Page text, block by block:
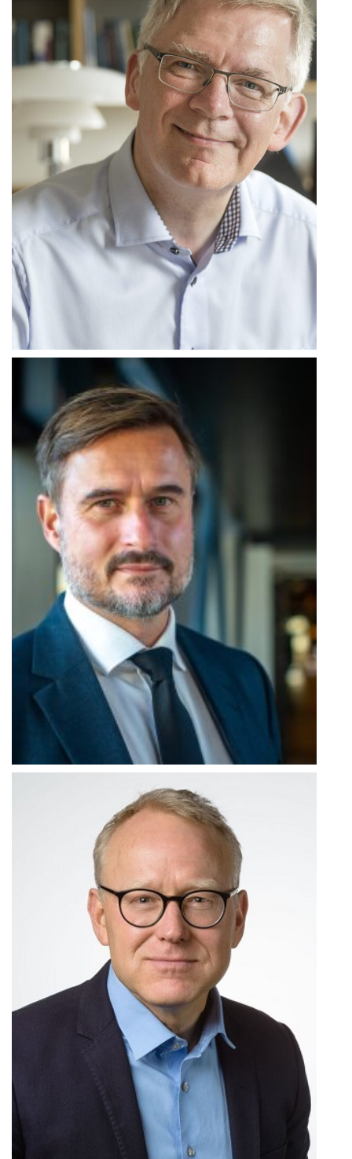
BRIAN BECH NIELSEN
Formand for Rektorkollegiet, Rektor AU
JENS RINGSMOSE
Næstformand for Rektorkollegiet, Rektor SDU